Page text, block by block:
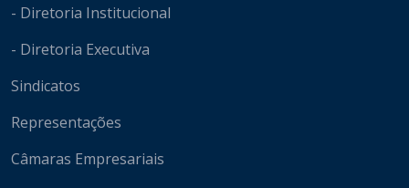
- Diretoria Institucional
- Diretoria Executiva
Sindicatos
Representações
Câmaras Empresariais